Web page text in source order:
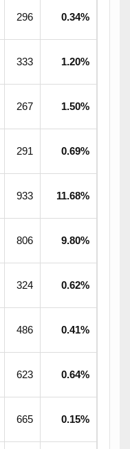
296 0.34%
333 1.20%
267 1.50%
291 0.69%
933 11.68%
806 9.80%
324 0.62%
486 0.41%
623 0.64%
665 0.15%